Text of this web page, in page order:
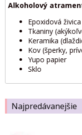
Najpredávanejšie
Alkoholový
Epoxidová živica
Tkaniny
Keramika
Kov (šperky,
Yupo papier
Sklo